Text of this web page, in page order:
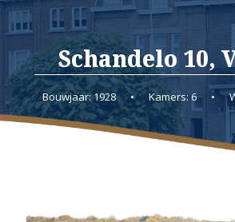
Schandelo 10,
Bouwjaar: 1928 • Kamers: 6 •